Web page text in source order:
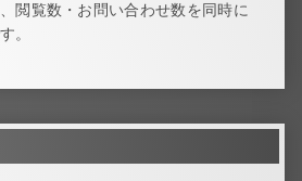
閲覧数・お問い合わせ数を同時に
。